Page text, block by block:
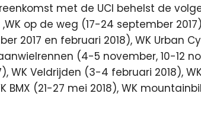
met de UCI behelst de
,WK op de weg (17-24 september
2017 en februari 2018), WK Urban
(4-5 november, 10-12
WK Veldrijden (3-4 februari 2018),
BMX (21-27 mei 2018), WK